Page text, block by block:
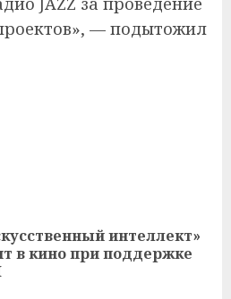
— подытожил
интеллект»
в кино при поддержке